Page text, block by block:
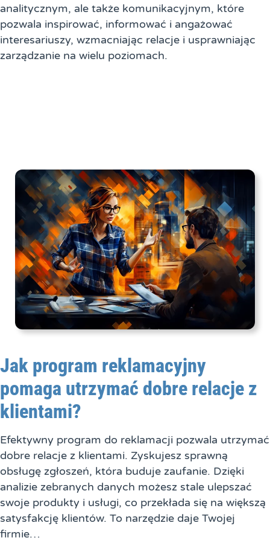
analitycznym, ale także komunikacyjnym, które
pozwala inspirować, informować i angażować
interesariuszy, wzmacniając relacje i usprawniając
zarządzanie na wielu poziomach.
Jak program reklamacyjny
pomaga utrzymać dobre relacje z
klientami?
Efektywny program do reklamacji pozwala utrzymać
dobre relacje z klientami. Zyskujesz sprawną
obsługę zgłoszeń, która buduje zaufanie. Dzięki
analizie zebranych danych możesz stale ulepszać
swoje produkty i usługi, co przekłada się na większą
satysfakcję klientów. To narzędzie daje Twojej
firmie…